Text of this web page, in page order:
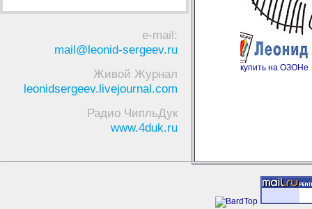
e-mail:
mail@leonid-sergeev.ru
Живой Журнал
leonidsergeev.livejournal.com
Радио ЧипльДук
www.4duk.ru
купить на ОЗОНе